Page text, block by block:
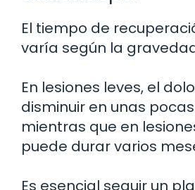
El tiempo de
varía según la
En lesiones leves, el
disminuir en unas
mientras que en
puede durar varios
Es esencial seguir un